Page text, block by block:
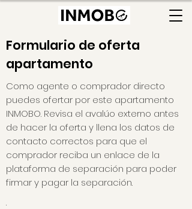
Formulario de oferta
apartamento
Como agente o comprador directo
puedes ofertar por este apartamento
INMOBO. Revisa el avalúo externo antes
de hacer la oferta y llena los datos de
contacto correctos para que el
comprador reciba un enlace de la
plataforma de separación para poder
firmar y pagar la separación.
.